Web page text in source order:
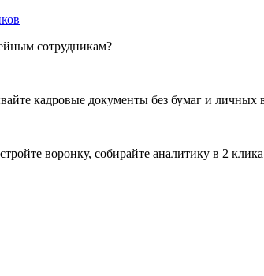
сотрудникам?
кадровые документы без бумаг и личных
воронку, собирайте аналитику в 2 клика